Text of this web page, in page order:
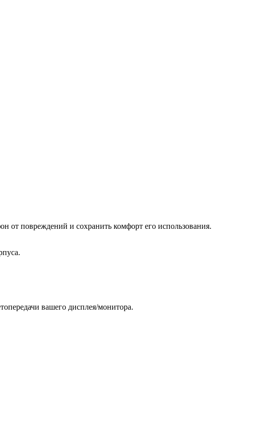
от повреждений и сохранить комфорт его использования.
вашего дисплея/монитора.